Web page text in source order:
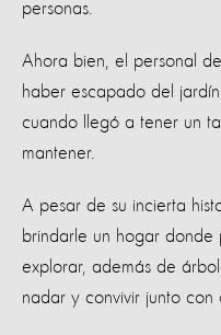
personas.
Ahora bien, el personal
haber escapado del
cuando llegó a tener un
mantener.
A pesar de su incierta
brindarle un hogar
explorar, además de
nadar y convivir junto con